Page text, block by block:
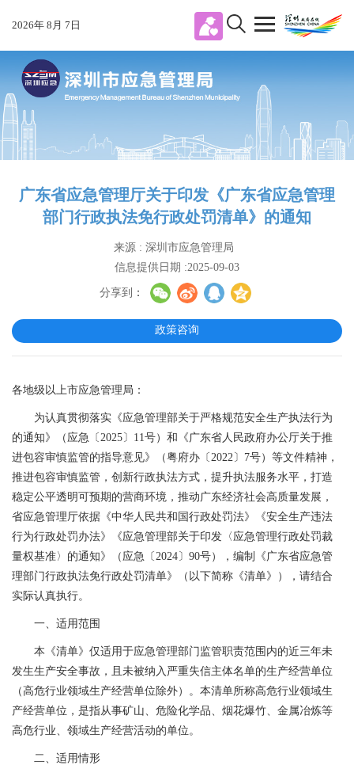
2026年 8 月 7 日
广东省应急管理厅关于印发《广东省应急管理
部门行政执法免行政处罚清单》的通知
来源 : 深圳市应急管理局
信息提供日期 :2025-09-03
分享到 ：
政策咨询
各地级以上市应急管理局：
为认真贯彻落实《应急管理部关于严格规范安全生产执法行为
的通知》（应急〔2025〕11号）和《广东省人民政府办公厅关于推
进包容审慎监管的指导意见》（粤府办〔2022〕7号）等文件精神，
推进包容审慎监管，创新行政执法方式，提升执法服务水平，打造
稳定公平透明可预期的营商环境，推动广东经济社会高质量发展，
省应急管理厅依据《中华人民共和国行政处罚法》《安全生产违法
行为行政处罚办法》《应急管理部关于印发〈应急管理行政处罚裁
量权基准〉的通知》（应急〔2024〕90号），编制《广东省应急管
理部门行政执法免行政处罚清单》（以下简称《清单》），请结合
实际认真执行。
一、适用范围
本《清单》仅适用于应急管理部门监管职责范围内的近三年未
发生生产安全事故，且未被纳入严重失信主体名单的生产经营单位
（高危行业领域生产经营单位除外）。本清单所称高危行业领域生
产经营单位，是指从事矿山、危险化学品、烟花爆竹、金属冶炼等
高危行业、领域生产经营活动的单位。
二、适用情形